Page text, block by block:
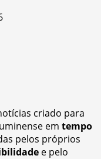
criado para
em tempo
pelos próprios
e pelo